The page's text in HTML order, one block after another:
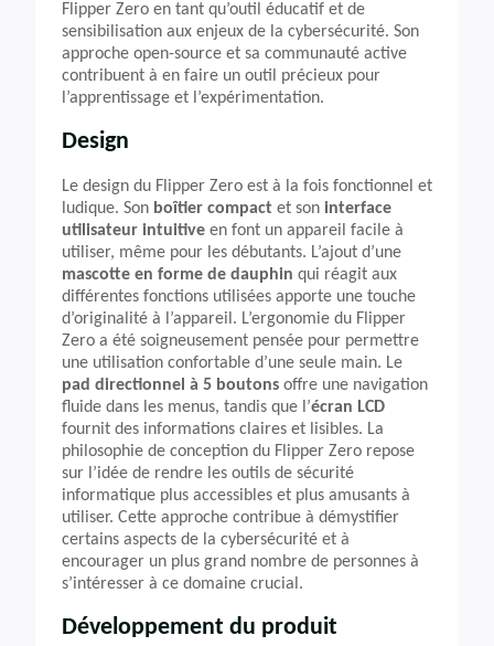
Flipper Zero en tant qu’outil éducatif et de
sensibilisation aux enjeux de la cybersécurité. Son
approche open-source et sa communauté active
contribuent à en faire un outil précieux pour
l’apprentissage et l’expérimentation.
Design
Le design du Flipper Zero est à la fois fonctionnel et
ludique. Son boîtier compact et son interface
utilisateur intuitive en font un appareil facile à
utiliser, même pour les débutants. L’ajout d’une
mascotte en forme de dauphin qui réagit aux
différentes fonctions utilisées apporte une touche
d’originalité à l’appareil. L’ergonomie du Flipper
Zero a été soigneusement pensée pour permettre
une utilisation confortable d’une seule main. Le
pad directionnel à 5 boutons offre une navigation
fluide dans les menus, tandis que l’écran LCD
fournit des informations claires et lisibles. La
philosophie de conception du Flipper Zero repose
sur l’idée de rendre les outils de sécurité
informatique plus accessibles et plus amusants à
utiliser. Cette approche contribue à démystifier
certains aspects de la cybersécurité et à
encourager un plus grand nombre de personnes à
s’intéresser à ce domaine crucial.
Développement du produit